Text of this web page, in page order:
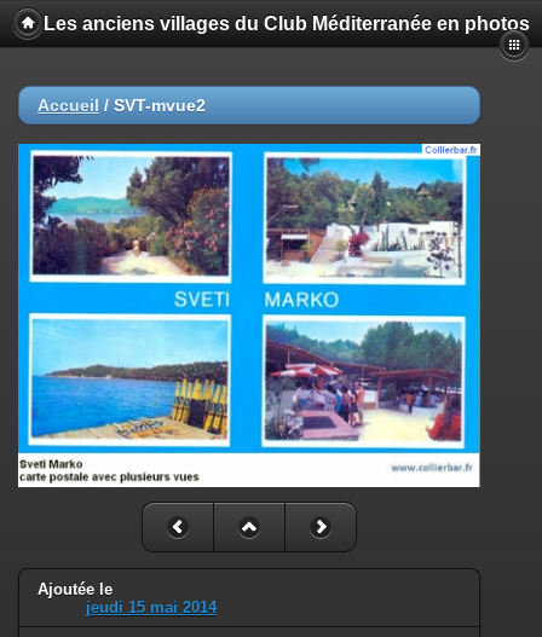
Les anciens villages du Club Méditerranée en photos
Accueil / SVT-mvue2
Ajoutée le
jeudi 15 mai 2014